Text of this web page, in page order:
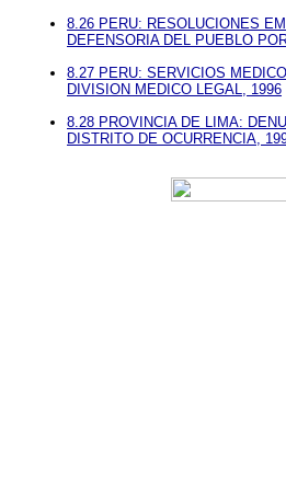
8.26 PERU: RESOLUCIONES
DEFENSORIA DEL PUEBLO
8.27 PERU: SERVICIOS
DIVISION MEDICO LEGAL, 1996
8.28 PROVINCIA DE LIMA:
DISTRITO DE OCURRENCIA,